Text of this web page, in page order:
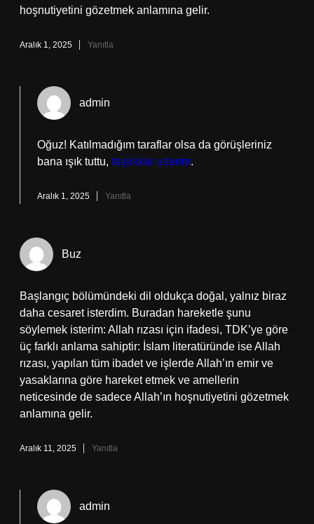
hoşnutiyetini gözetmek anlamına gelir.
Aralık 1, 2025 Yanıtla
admin
Oğuz! Katılmadığım taraflar olsa da görüşleriniz
bana ışık tuttu, teşekkür ederim.
Aralık 1, 2025 Yanıtla
Buz
Başlangıç bölümündeki dil oldukça doğal, yalnız biraz
daha cesaret isterdim. Buradan hareketle şunu
söylemek isterim: Allah rızası için ifadesi, TDK’ye göre
üç farklı anlama sahiptir: İslam literatüründe ise Allah
rızası, yapılan tüm ibadet ve işlerde Allah’ın emir ve
yasaklarına göre hareket etmek ve amellerin
neticesinde de sadece Allah’ın hoşnutiyetini gözetmek
anlamına gelir.
Aralık 11, 2025 Yanıtla
admin